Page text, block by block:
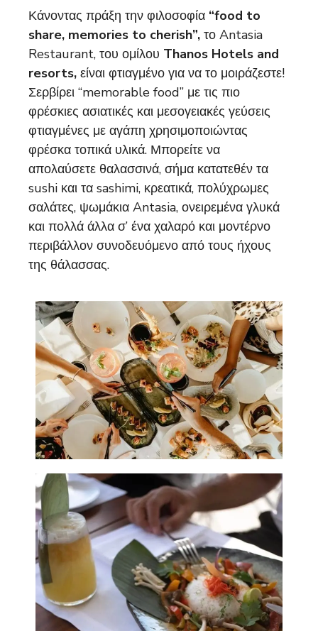
Κάνοντας πράξη την φιλοσοφία “food to
share, memories to cherish”, το Antasia
Restaurant, του ομίλου Thanos Hotels and
resorts, είναι φτιαγμένο για να το μοιράζεστε!
Σερβίρει “memorable food” με τις πιο
φρέσκιες ασιατικές και μεσογειακές γεύσεις
φτιαγμένες με αγάπη χρησιμοποιώντας
φρέσκα τοπικά υλικά. Μπορείτε να
απολαύσετε θαλασσινά, σήμα κατατεθέν τα
sushi και τα sashimi, κρεατικά, πολύχρωμες
σαλάτες, ψωμάκια Antasia, ονειρεμένα γλυκά
και πολλά άλλα σ’ ένα χαλαρό και μοντέρνο
περιβάλλον συνοδευόμενο από τους ήχους
της θάλασσας.